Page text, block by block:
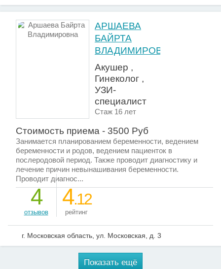
АРШАЕВА
БАЙРТА
ВЛАДИМИРОВНА
Акушер ,
Гинеколог ,
УЗИ-
специалист
Стаж 16 лет
Стоимость приема - 3500 Руб
Занимается планированием беременности, ведением
беременности и родов, ведением пациенток в
послеродовой период. Также проводит диагностику и
лечение причин невынашивания беременности.
Проводит диагнос...
4
отзывов
4.12
рейтинг
г. Московская область, ул. Московская, д. 3
Показать ещё